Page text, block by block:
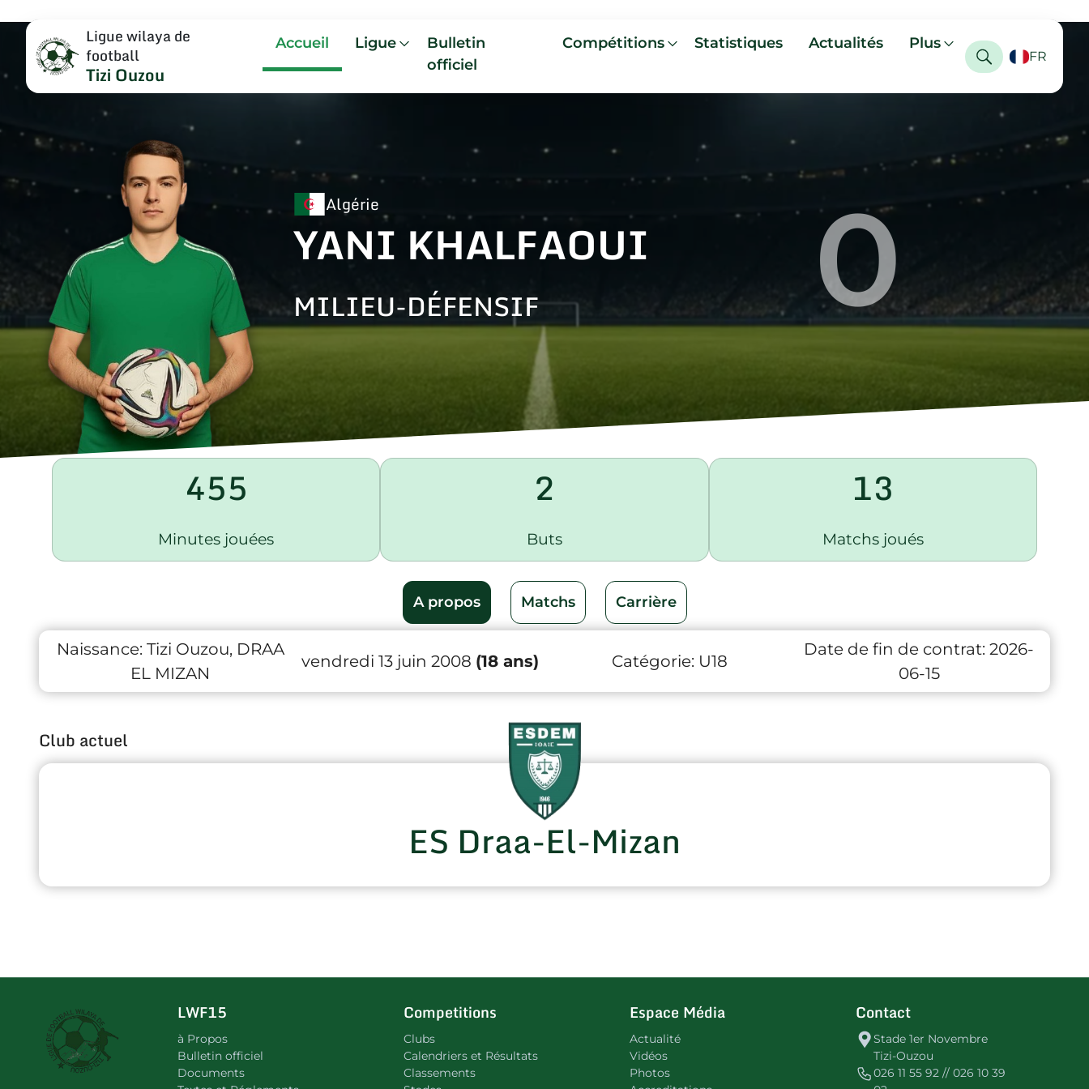
Ligue wilaya de
football
Tizi Ouzou
Accueil Ligue
Bulletin
officiel
Compétitions Statistiques Actualités Plus
FR
Algérie
YANI KHALFAOUI
MILIEU-DÉFENSIF 0
455
Minutes jouées
2
Buts
13
Matchs joués
A propos Matchs Carrière
Naissance: Tizi Ouzou, DRAA
EL MIZAN
vendredi 13 juin 2008 (18 ans) Catégorie: U18
Date de fin de contrat: 2026-
06-15
Club actuel
ES Draa-El-Mizan
LWF15
à Propos
Bulletin officiel
Documents
Competitions
Clubs
Calendriers et Résultats
Classements
Espace Média
Actualité
Vidéos
Photos
Contact
Stade 1er Novembre
Tizi-Ouzou
026 11 55 92 // 026 10 39